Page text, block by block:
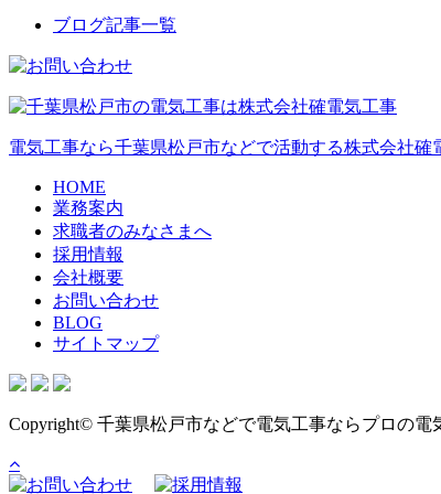
ブログ記事一覧
電気工事なら千葉県松戸市などで活動する株式会社
HOME
業務案内
求職者のみなさまへ
採用情報
会社概要
お問い合わせ
BLOG
サイトマップ
Copyright© 千葉県松戸市などで電気工事ならプロの電